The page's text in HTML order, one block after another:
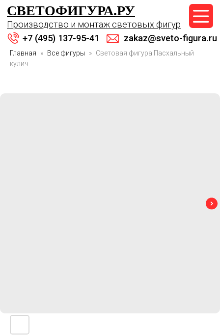
СВЕТОФИГУРА.РУ
Производство и монтаж световых фигур
zakaz@sveto-figura.ru
+7 (495) 137-95-41
zakaz@sveto-figura.ru
+7 (495) 137-95-41
Главная Все фигуры
Световая фигура Пасхальный
кулич